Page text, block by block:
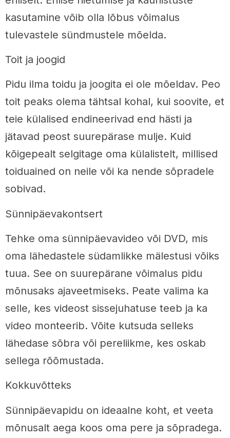
kasutamine võib olla lõbus võimalus
tulevastele sündmustele mõelda.
Toit ja joogid
Pidu ilma toidu ja joogita ei ole mõeldav. Peo
toit peaks olema tähtsal kohal, kui soovite, et
teie külalised endineerivad end hästi ja
jätavad peost suurepärase mulje. Kuid
kõigepealt selgitage oma külalistelt, millised
toiduained on neile või ka nende sõpradele
sobivad.
Sünnipäevakontsert
Tehke oma sünnipäevavideo või DVD, mis
oma lähedastele südamlikke mälestusi võiks
tuua. See on suurepärane võimalus pidu
mõnusaks ajaveetmiseks. Peate valima ka
selle, kes videost sissejuhatuse teeb ja ka
video monteerib. Võite kutsuda selleks
lähedase sõbra või pereliikme, kes oskab
sellega rõõmustada.
Kokkuvõtteks
Sünnipäevapidu on ideaalne koht, et veeta
mõnusalt aega koos oma pere ja sõpradega.